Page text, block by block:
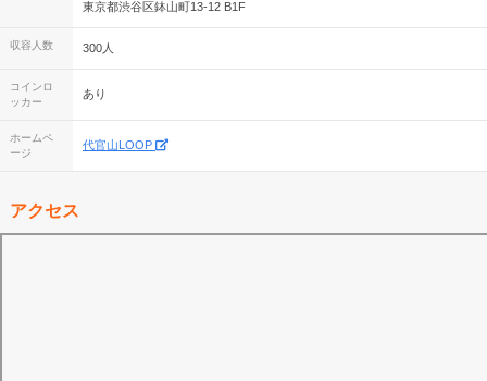
東京都渋谷区鉢山町13-12 B1F
収容人数 300人
コインロ
ッカー
あり
ホームペ
ージ
代官山LOOP
アクセス